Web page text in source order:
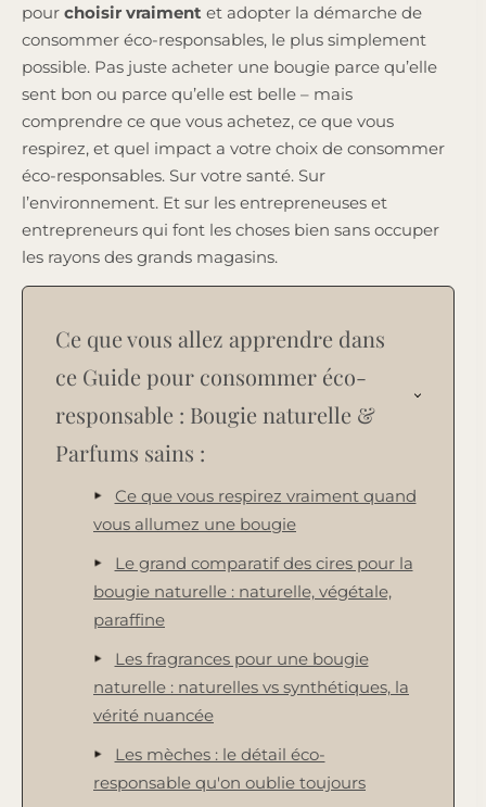
pour choisir vraiment et adopter la démarche de
consommer éco-responsables, le plus simplement
possible. Pas juste acheter une bougie parce qu’elle
sent bon ou parce qu’elle est belle – mais
comprendre ce que vous achetez, ce que vous
respirez, et quel impact a votre choix de consommer
éco-responsables. Sur votre santé. Sur
l’environnement. Et sur les entrepreneuses et
entrepreneurs qui font les choses bien sans occuper
les rayons des grands magasins.
Ce que vous allez apprendre dans
ce Guide pour consommer éco-
responsable : Bougie naturelle &
Parfums sains :
Ce que vous respirez vraiment quand
vous allumez une bougie
Le grand comparatif des cires pour la
bougie naturelle : naturelle, végétale,
paraffine
Les fragrances pour une bougie
naturelle : naturelles vs synthétiques, la
vérité nuancée
Les mèches : le détail éco-
responsable qu'on oublie toujours